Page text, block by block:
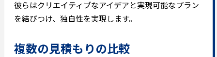
彼らはクリエイティブなアイデアと実現可能なプラン
を結びつけ、独自性を実現します。
複数の見積もりの比較